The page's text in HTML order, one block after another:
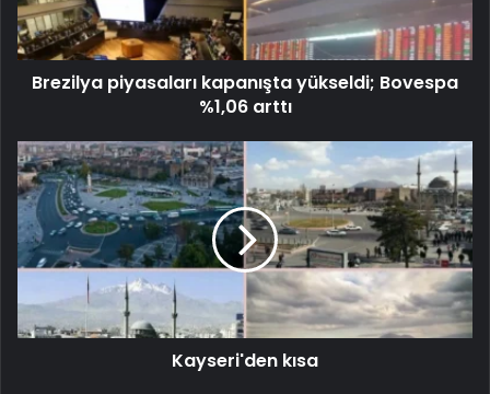
Brezilya piyasaları kapanışta yükseldi; Bovespa
%1,06 arttı
Kayseri'den kısa